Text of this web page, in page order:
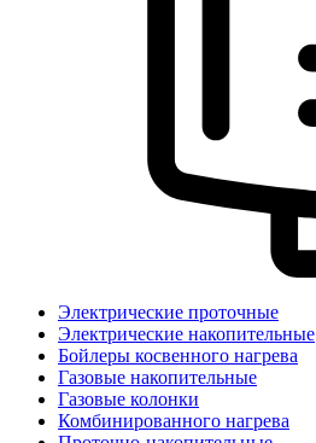
Электрические проточные
Электрические накопительные
Бойлеры косвенного нагрева
Газовые накопительные
Газовые колонки
Комбинированного нагрева